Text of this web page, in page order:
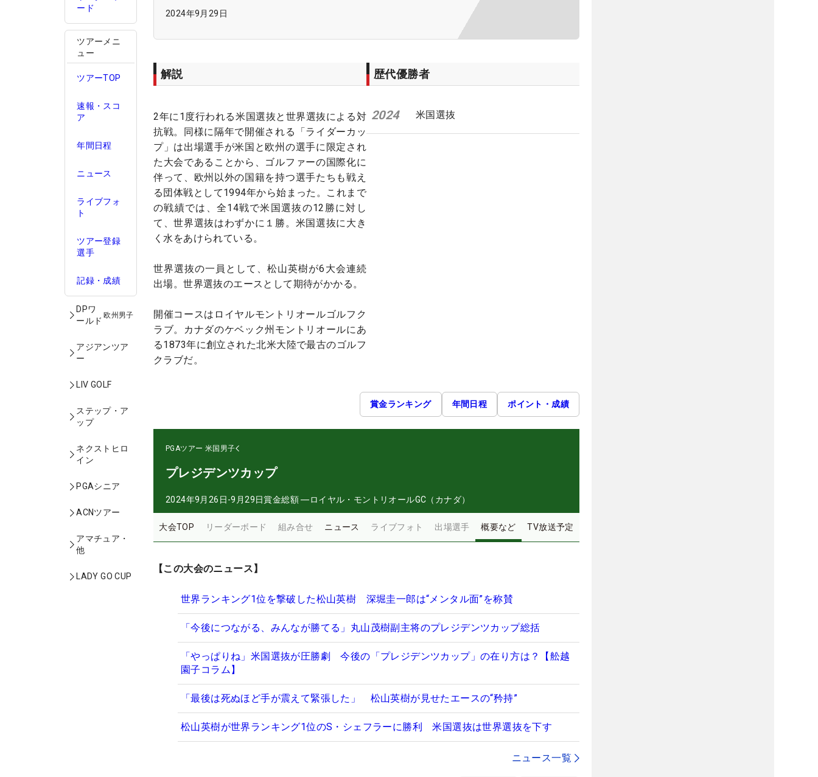
ード
ツアーメニ
ュー
ツアーTOP
速報・スコ
ア
年間日程
ニュース
ライブフォ
ト
ツアー登録
選手
記録・成績
DPワ
ールド
欧州男子
アジアンツア
ー
LIV GOLF
ステップ・ア
ップ
ネクストヒロ
イン
PGAシニア
ACNツアー
アマチュア・
他
LADY GO CUP
2024年9月29日
解説
2年に1度行われる米国選抜と世界選抜による対
抗戦。同様に隔年で開催される「ライダーカッ
プ」は出場選手が米国と欧州の選手に限定され
た大会であることから、ゴルファーの国際化に
伴って、欧州以外の国籍を持つ選手たちも戦え
る団体戦として1994年から始まった。これまで
の戦績では、全14戦で米国選抜の12勝に対し
て、世界選抜はわずかに１勝。米国選抜に大き
く水をあけられている。
世界選抜の一員として、松山英樹が6大会連続
出場。世界選抜のエースとして期待がかかる。
開催コースはロイヤルモントリオールゴルフク
ラブ。カナダのケベック州モントリオールにあ
る1873年に創立された北米大陸で最古のゴルフ
クラブだ。
歴代優勝者
2024 米国選抜
賞金ランキング 年間日程 ポイント・成績
PGAツアー 米国男子
プレジデンツカップ
2024年9月26日-9月29日賞金総額 ―ロイヤル・モントリオールGC（カナダ）
大会TOP リーダーボード 組み合せ ニュース ライブフォト 出場選手 概要など TV放送予定
【この大会のニュース】
世界ランキング1位を撃破した松山英樹 深堀圭一郎は“メンタル面”を称賛
「今後につながる、みんなが勝てる」丸山茂樹副主将のプレジデンツカップ総括
「やっぱりね」米国選抜が圧勝劇 今後の「プレジデンツカップ」の在り方は？【舩越
園子コラム】
「最後は死ぬほど手が震えて緊張した」 松山英樹が見せたエースの“矜持”
松山英樹が世界ランキング1位のS・シェフラーに勝利 米国選抜は世界選抜を下す
ニュース一覧